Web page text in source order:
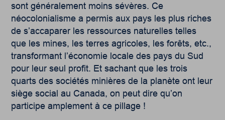
sont généralement moins sévères. Ce
néocolonialisme a permis aux pays les plus riches
de s’accaparer les ressources naturelles telles
que les mines, les terres agricoles, les forêts, etc.,
transformant l’économie locale des pays du Sud
pour leur seul profit. Et sachant que les trois
quarts des sociétés minières de la planète ont leur
siège social au Canada, on peut dire qu’on
participe amplement à ce pillage !